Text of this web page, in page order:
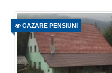
CAZARE PENSIUNI